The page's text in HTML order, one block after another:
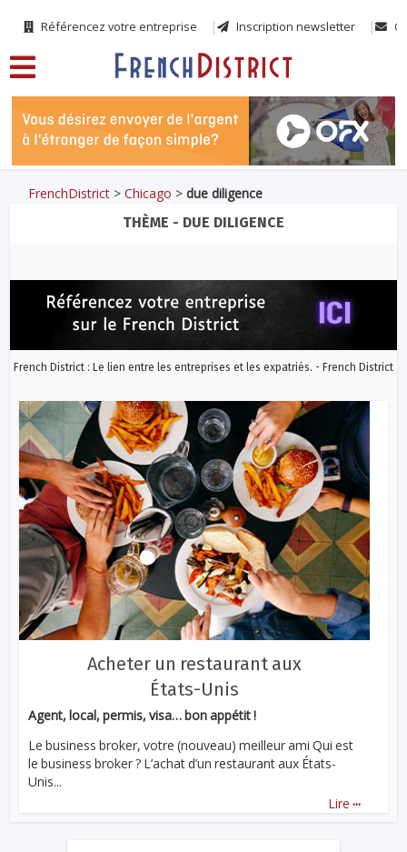
Référencez votre entreprise Inscription newsletter
FrenchDistrict >Chicago >due diligence
THÈME - DUE DILIGENCE
French District : Le lien entre les entreprises et les expatriés. - French District
Acheter un restaurant aux
États-Unis
Agent, local, permis, visa… bon appétit !
Le business broker, votre (nouveau) meilleur ami Qui est
le business broker ? L’achat d’un restaurant aux États-
Unis...
Lire ...